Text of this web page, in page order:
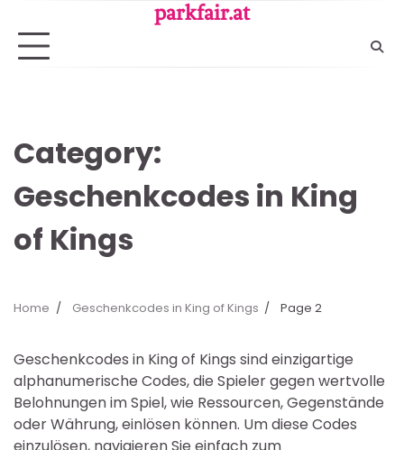
content
parkfair.at
Category:
Geschenkcodes in King
of Kings
Home Geschenkcodes in King of Kings Page 2
Geschenkcodes in King of Kings sind einzigartige
alphanumerische Codes, die Spieler gegen wertvolle
Belohnungen im Spiel, wie Ressourcen, Gegenstände
oder Währung, einlösen können. Um diese Codes
einzulösen, navigieren Sie einfach zum